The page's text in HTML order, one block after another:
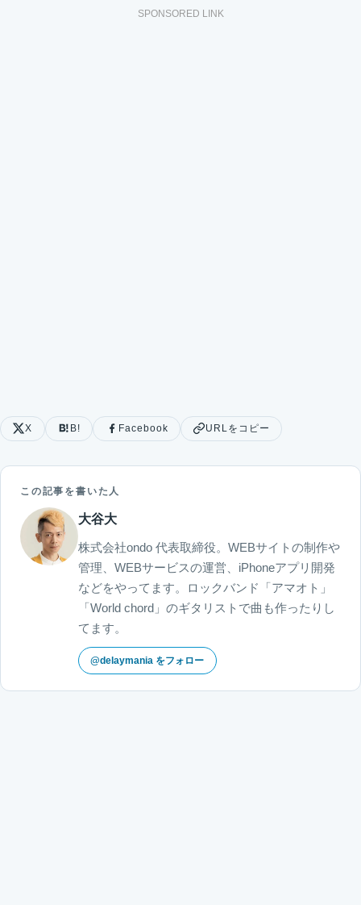
SPONSORED LINK
X B! Facebook URLをコピー
この記事を書いた人
大谷大
株式会社ondo 代表取締役。WEBサイトの制作や
管理、WEBサービスの運営、iPhoneアプリ開発
などをやってます。ロックバンド「アマオト」
「World chord」のギタリストで曲も作ったりし
てます。
@delaymania をフォロー